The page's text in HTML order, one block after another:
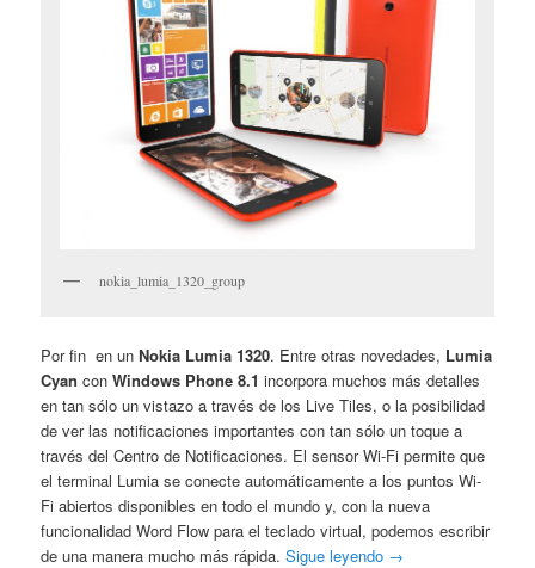
nokia_lumia_1320_group
Por fin en un Nokia Lumia 1320. Entre otras novedades, Lumia
Cyan conWindows Phone 8.1 incorpora muchos más detalles
en tan sólo un vistazo a través de los Live Tiles, o la posibilidad
de ver las notificaciones importantes con tan sólo un toque a
través del Centro de Notificaciones. El sensor Wi-Fi permite que
el terminal Lumia se conecte automáticamente a los puntos Wi-
Fi abiertos disponibles en todo el mundo y, con la nueva
funcionalidad Word Flow para el teclado virtual, podemos escribir
de una manera mucho más rápida.Sigue leyendo →